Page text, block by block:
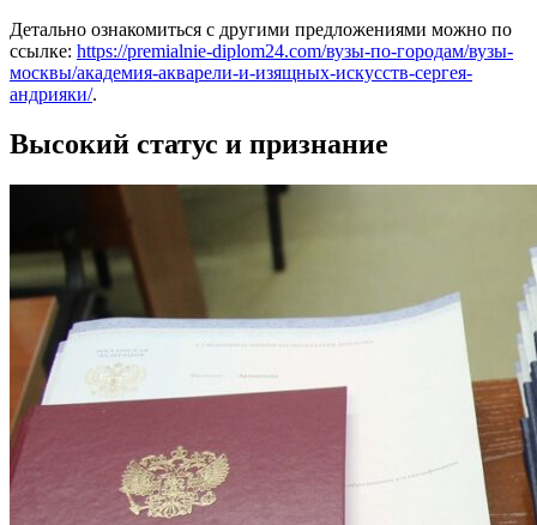
Детально ознакомиться с другими предложениями можно по
ссылке: https://premialnie-diplom24.com/вузы-по-городам/вузы-
москвы/академия-акварели-и-изящных-искусств-сергея-
андрияки/.
Высокий статус и признание